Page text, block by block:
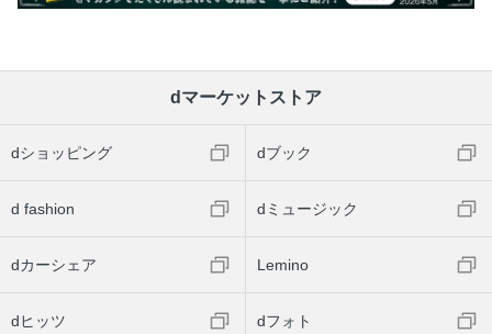
dマーケットストア
dショッピング dブック
d fashion dミュージック
dカーシェア Lemino
dヒッツ dフォト